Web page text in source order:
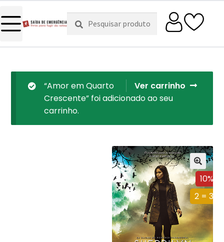
Pesquisar
por:
Pesquisa
Ver carrinho
“Amor em Quarto
Crescente” foi adicionado ao seu
carrinho.
10%
2 = 3